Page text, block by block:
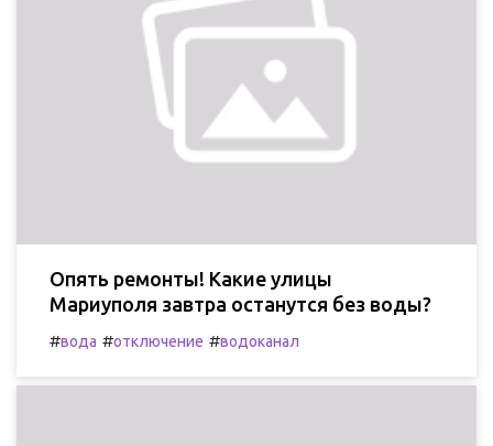
Опять ремонты! Какие улицы
Мариуполя завтра останутся без воды?
#вода #отключение #водоканал